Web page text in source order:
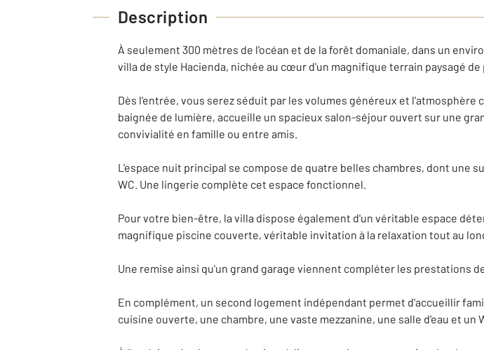
Description
À seulement 300 mètres de l'océan et de la forêt domaniale, dans un
villa de style Hacienda, nichée au cœur d'un magnifique terrain paysagé de
Dès l'entrée, vous serez séduit par les volumes généreux et
baignée de lumière, accueille un spacieux salon-séjour ouvert sur une
convivialité en famille ou entre amis.
L'espace nuit principal se compose de quatre belles chambres, dont une
WC. Une lingerie complète cet espace fonctionnel.
Pour votre bien-être, la villa dispose également d'un véritable espace
magnifique piscine couverte, véritable invitation à la relaxation tout au
Une remise ainsi qu'un grand garage viennent compléter les prestations
En complément, un second logement indépendant permet d'accueillir
cuisine ouverte, une chambre, une vaste mezzanine, une salle d'eau et un